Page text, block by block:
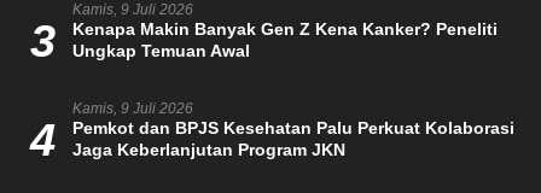
3
Kamis, 9 Juli 2026
Kenapa Makin Banyak Gen Z Kena Kanker? Peneliti
Ungkap Temuan Awal
4
Kamis, 9 Juli 2026
Pemkot dan BPJS Kesehatan Palu Perkuat Kolaborasi
Jaga Keberlanjutan Program JKN